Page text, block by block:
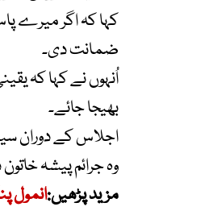
کہا کہ اگر میرے
ضمانت دی۔
اُنہوں نے کہا کہ
بھیجا جائے۔
اجلاس کے دوران
وہ جرائم پیشہ
مزید پڑھیں:انمول